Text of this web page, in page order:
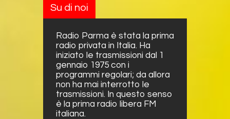
Su di noi
Radio Parma è stata la prima
radio privata in Italia. Ha
iniziato le trasmissioni dal 1
gennaio 1975 con i
programmi regolari; da allora
non ha mai interrotto le
trasmissioni. In questo senso
è la prima radio libera FM
italiana.